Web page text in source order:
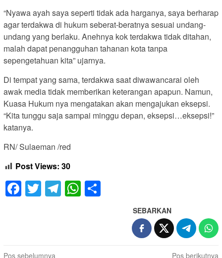
“Nyawa ayah saya seperti tidak ada harganya, saya berharap
agar terdakwa di hukum seberat-beratnya sesuai undang-
undang yang berlaku. Anehnya kok terdakwa tidak ditahan,
malah dapat penangguhan tahanan kota tanpa
sepengetahuan kita” ujarnya.
Di tempat yang sama, terdakwa saat diwawancarai oleh
awak media tidak memberikan keterangan apapun. Namun,
Kuasa Hukum nya mengatakan akan mengajukan eksepsi.
“Kita tunggu saja sampai minggu depan, eksepsi…eksepsi!”
katanya.
RN/ Sulaeman /red
Post Views: 30
Facebook
Twitter
Telegram
WhatsApp
SEBARKAN
Pos sebelumnya Pos berikutnya